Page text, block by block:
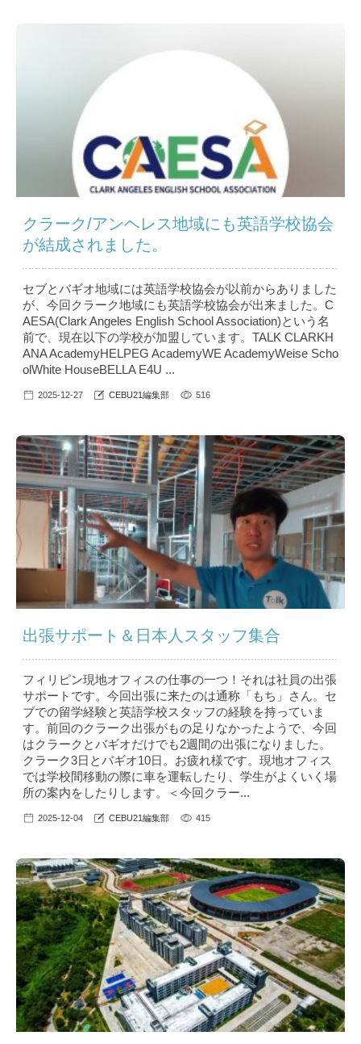
クラーク/アンヘレス地域にも英語学校協会
が結成されました。
セブとバギオ地域には英語学校協会が以前からありました
が、今回クラーク地域にも英語学校協会が出来ました。C
AESA(Clark Angeles English School Association)という名
前で、現在以下の学校が加盟しています。TALK CLARKH
ANA AcademyHELPEG AcademyWE AcademyWeise Scho
olWhite HouseBELLA E4U ...
2025-12-27 CEBU21編集部 516
出張サポート＆日本人スタッフ集合
フィリピン現地オフィスの仕事の一つ！それは社員の出張
サポートです。今回出張に来たのは通称「もち」さん。セ
ブでの留学経験と英語学校スタッフの経験を持っていま
す。前回のクラーク出張がもの足りなかったようで、今回
はクラークとバギオだけでも2週間の出張になりました。
クラーク3日とバギオ10日。お疲れ様です。現地オフィス
では学校間移動の際に車を運転したり、学生がよくいく場
所の案内をしたりします。＜今回クラー...
2025-12-04 CEBU21編集部 415